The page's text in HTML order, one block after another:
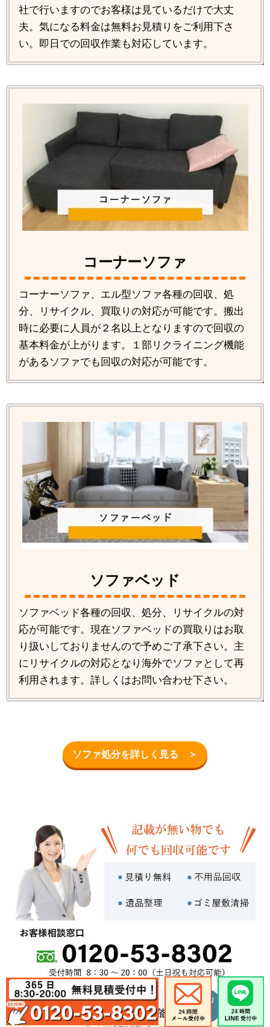
社で行いますのでお客様は見ているだけで大丈
夫。気になる料金は無料お見積りをご利用下さ
い。即日での回収作業も対応しています。
コーナーソファ
コーナーソファ、エル型ソファ各種の回収、処
分、リサイクル、買取りの対応が可能です。搬出
時に必要に人員が２名以上となりますので回収の
基本料金が上がります。１部リクライニング機能
があるソファでも回収の対応が可能です。
ソファベッド
ソファベッド各種の回収、処分、リサイクルの対
応が可能です。現在ソファベッドの買取りはお取
り扱いしておりませんので予めご了承下さい。主
にリサイクルの対応となり海外でソファとして再
利用されます。詳しくはお問い合わせ下さい。
ソファ処分を詳しく見る ＞